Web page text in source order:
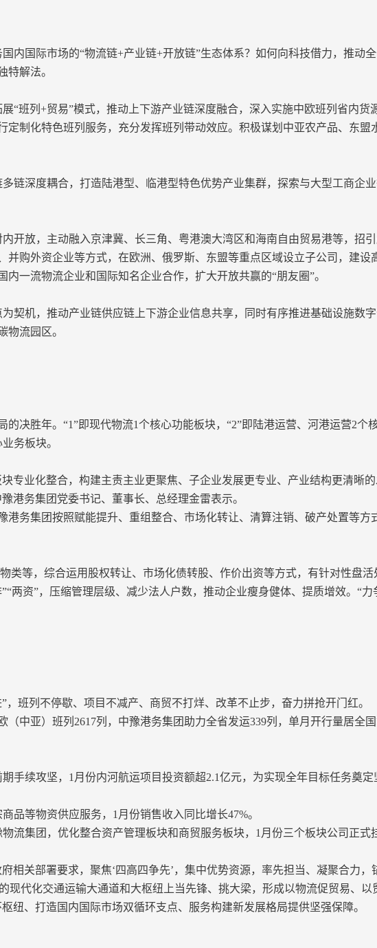
内国际市场的“物流链+产业链+开放链”生态体系？如何向科技借力，推动
特解法。
“班列+贸易”模式，推动上下游产业链深度融合，深入实施中欧班列省内货
定制化特色班列服务，充分发挥班列带动效应。积极谋划中亚农产品、东盟
链深度耦合，打造陆港型、临港型特色优势产业集群，探索与大型工商企
开放，主动融入京津冀、长三角、粤港澳大湾区和海南自由贸易港等，招
并购外资企业等方式，在欧洲、俄罗斯、东盟等重点区域设立子公司，建设
一流物流企业和国际知名企业合作，扩大开放共赢的“朋友圈”。
契机，推动产业链供应链上下游企业信息共享，同时有序推进基础设施数
物流园区。
决胜年。“1”即现代物流1个核心功能板块，“2”即陆港运营、河港运营2个
务板块。
专业化整合，构建主责主业更聚焦、子企业发展更专业、产业结构更清晰
港务集团党委书记、董事长、总经理金雷表示。
港务集团按照赋能提升、重组整合、市场化转让、清算注销、破产处置等方
类等，综合运用股权转让、市场化债转股、作价出资等方式，有针对性盘
两资”，压缩管理层级、减少法人户数，推动企业瘦身健体、提质增效。“力
班列不停歇、项目不减产、商贸不打烊、改革不止步，奋力拼抢开门红。
（中亚）班列2617列，中豫港务集团助力全省发运339列，单月开行量居全
续攻坚，1月份内河航运项目投资额超2.1亿元，为实现全年目标任务奠定
等物资供应服务，1月份销售收入同比增长47%。
流集团，优化整合资产管理板块和商贸服务板块，1月份三个板块公司正式
相关部署要求，聚焦‘四高四争先’，集中优势资源，率先担当、凝聚合力，
现代化交通运输大通道和大枢纽上当先锋、挑大梁，形成以物流促贸易、
纽、打造国内国际市场双循环支点、服务构建新发展格局提供坚强保障。